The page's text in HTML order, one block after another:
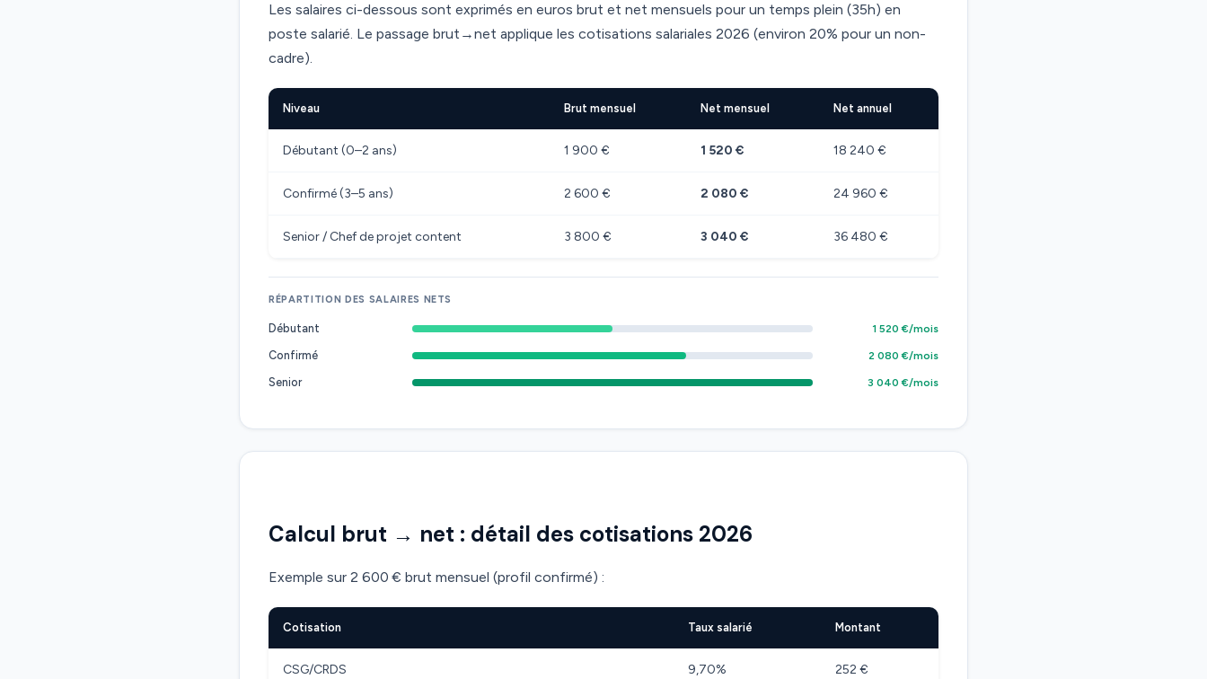
Les salaires ci-dessous sont exprimés en euros brut et net mensuels pour un temps plein (35h) en
poste salarié. Le passage brut→net applique les cotisations salariales 2026 (environ 20% pour un non-
cadre).
Niveau Brut mensuel Net mensuel Net annuel
Débutant (0–2 ans) 1 900 € 1 520 € 18 240 €
Confirmé (3–5 ans) 2 600 € 2 080 € 24 960 €
Senior / Chef de projet content 3 800 € 3 040 € 36 480 €
RÉPARTITION DES SALAIRES NETS
Débutant 1 520 €/mois
Confirmé 2 080 €/mois
Senior 3 040 €/mois
Calcul brut → net : détail des cotisations 2026
Exemple sur 2 600 € brut mensuel (profil confirmé) :
Cotisation Taux salarié Montant
CSG/CRDS 9,70% 252 €